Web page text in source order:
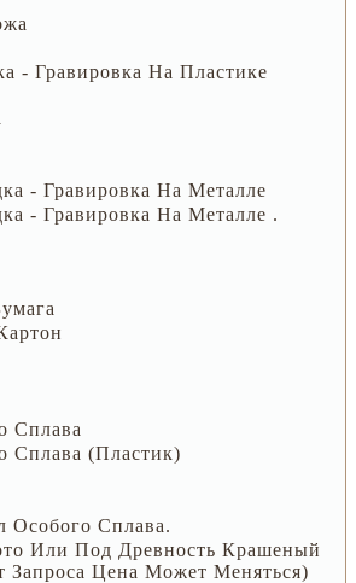
- Гравировка На Пластике
- Гравировка На Металле
- Гравировка На Металле .
Сплава
Сплава (пластик)
Особого Сплава.
Или Под Древность Крашеный
Запроса Цена Может Меняться)